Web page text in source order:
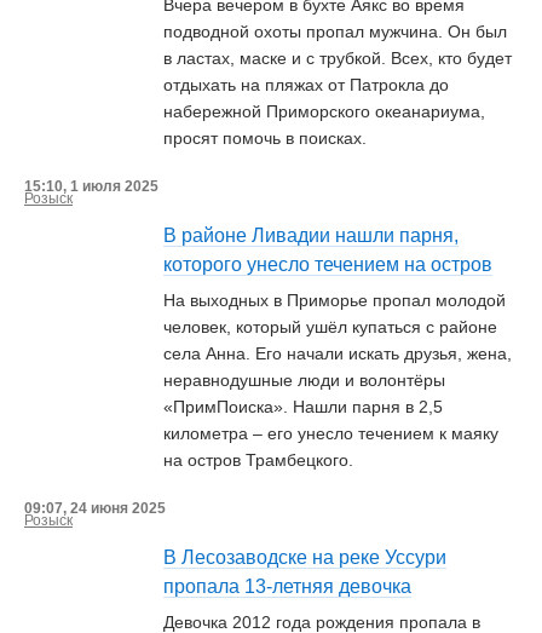
Вчера вечером в бухте Аякс во время
подводной охоты пропал мужчина. Он был
в ластах, маске и с трубкой. Всех, кто будет
отдыхать на пляжах от Патрокла до
набережной Приморского океанариума,
просят помочь в поисках.
15:10, 1 июля 2025
Розыск
В районе Ливадии нашли парня,
которого унесло течением на остров
На выходных в Приморье пропал молодой
человек, который ушёл купаться с районе
села Анна. Его начали искать друзья, жена,
неравнодушные люди и волонтёры
«ПримПоиска». Нашли парня в 2,5
километра – его унесло течением к маяку
на остров Трамбецкого.
09:07, 24 июня 2025
Розыск
В Лесозаводске на реке Уссури
пропала 13-летняя девочка
Девочка 2012 года рождения пропала в